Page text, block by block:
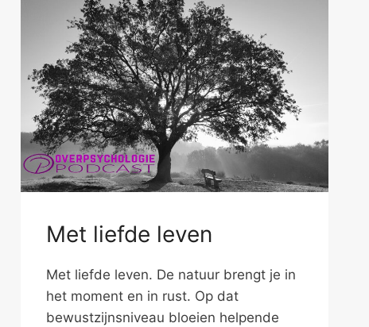
Met liefde leven
Met liefde leven. De natuur brengt je in
het moment en in rust. Op dat
bewustzijnsniveau bloeien helpende